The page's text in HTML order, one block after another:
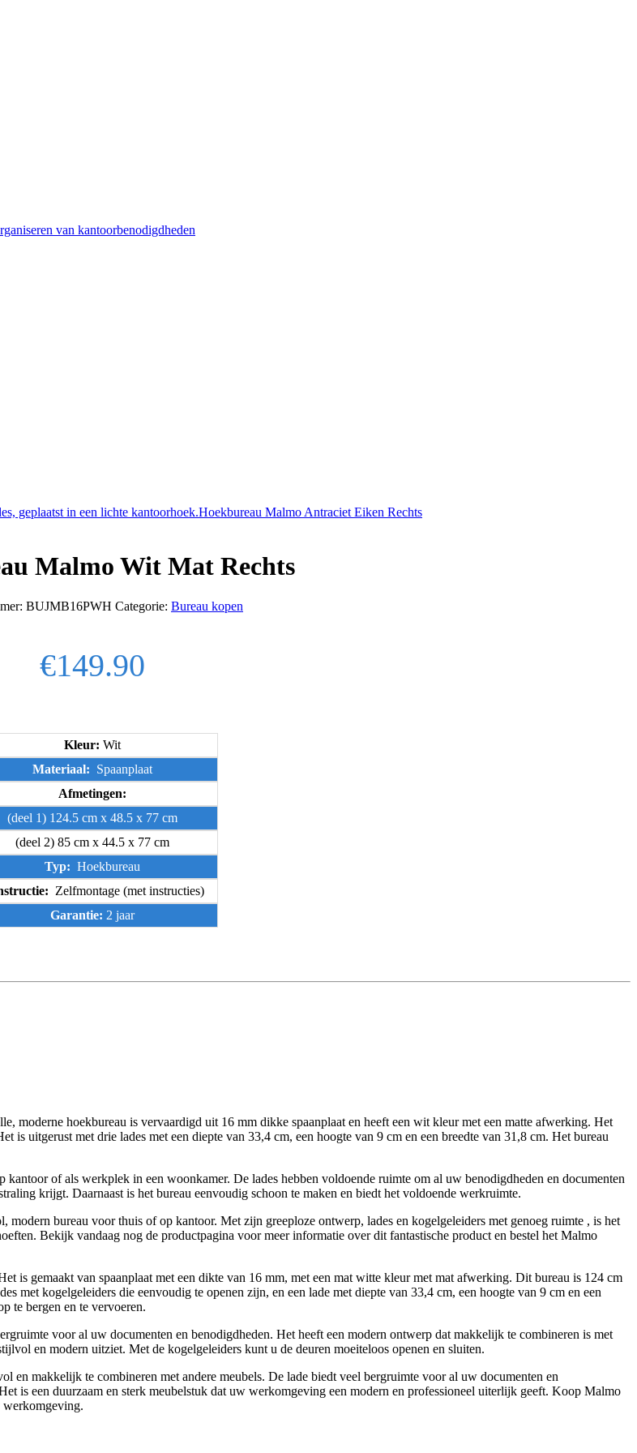
Hoekbureau Malmo Antraciet Eiken Rechts
Malmo Wit Mat Rechts
BUJMB16PWH Categorie: Bureau kopen
€149.90
Kleur: Wit
Materiaal: Spaanplaat
Afmetingen:
(deel 1) 124.5 cm x 48.5 x 77 cm
(deel 2) 85 cm x 44.5 x 77 cm
Typ: Hoekbureau
Zelfmontage (met instructies)
Garantie: 2 jaar
moderne hoekbureau is vervaardigd uit 16 mm dikke spaanplaat en heeft een wit kleur met een matte afwerking. Het
is uitgerust met drie lades met een diepte van 33,4 cm, een hoogte van 9 cm en een breedte van 31,8 cm. Het bureau
of als werkplek in een woonkamer. De lades hebben voldoende ruimte om al uw benodigdheden en documenten
krijgt. Daarnaast is het bureau eenvoudig schoon te maken en biedt het voldoende werkruimte.
bureau voor thuis of op kantoor. Met zijn greeploze ontwerp, lades en kogelgeleiders met genoeg ruimte , is het
Bekijk vandaag nog de productpagina voor meer informatie over dit fantastische product en bestel het Malmo
is gemaakt van spaanplaat met een dikte van 16 mm, met een mat witte kleur met mat afwerking. Dit bureau is 124 cm
met kogelgeleiders die eenvoudig te openen zijn, en een lade met diepte van 33,4 cm, een hoogte van 9 cm en een
te bergen en te vervoeren.
voor al uw documenten en benodigdheden. Het heeft een modern ontwerp dat makkelijk te combineren is met
en modern uitziet. Met de kogelgeleiders kunt u de deuren moeiteloos openen en sluiten.
makkelijk te combineren met andere meubels. De lade biedt veel bergruimte voor al uw documenten en
is een duurzaam en sterk meubelstuk dat uw werkomgeving een modern en professioneel uiterlijk geeft. Koop Malmo
werkomgeving.